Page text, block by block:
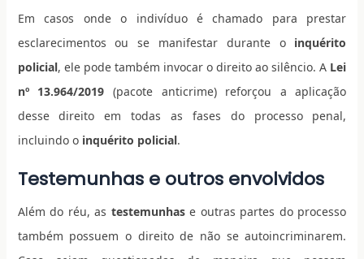
Em casos onde o indivíduo é chamado para prestar
esclarecimentos ou se manifestar durante o inquérito
policial, ele pode também invocar o direito ao silêncio. A Lei
nº 13.964/2019 (pacote anticrime) reforçou a aplicação
desse direito em todas as fases do processo penal,
incluindo o inquérito policial.
Testemunhas e outros envolvidos
Além do réu, as testemunhase outras partes do processo
também possuem o direito de não se autoincriminarem.